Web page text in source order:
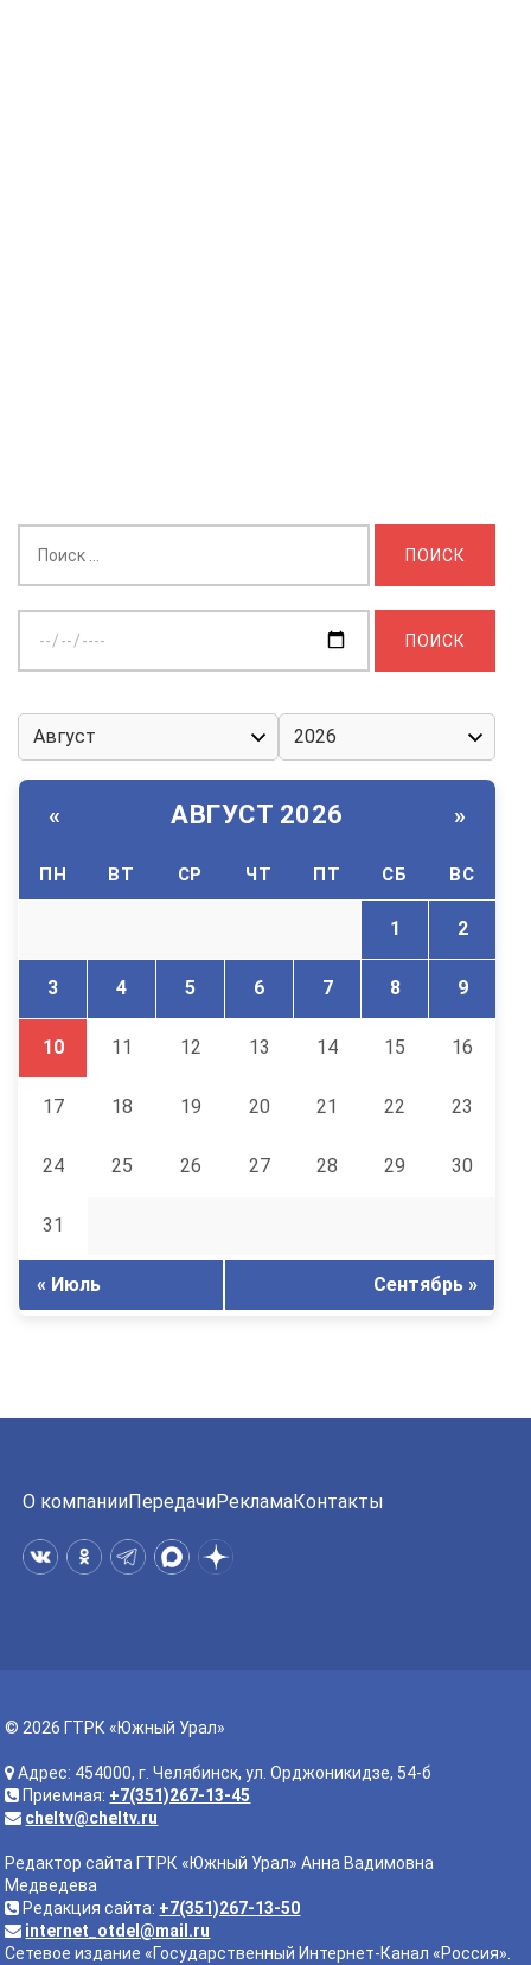
дату:
« АВГУСТ 2026 »
ПН ВТ СР ЧТ ПТ СБ ВС
1 2
3 4 5 6 7 8 9
10 11 12 13 14 15 16
17 18 19 20 21 22 23
24 25 26 27 28 29 30
31
« Июль Сентябрь »
О компанииПередачиРекламаКонтакты
© 2026 ГТРК «Южный Урал»
Адрес: 454000, г. Челябинск, ул. Орджоникидзе, 54-б
Приемная: +7(351)267-13-45
cheltv@cheltv.ru
Редактор сайта ГТРК «Южный Урал» Анна Вадимовна
Медведева
Редакция сайта: +7(351)267-13-50
internet_otdel@mail.ru
Сетевое издание «Государственный Интернет-Канал «Россия».